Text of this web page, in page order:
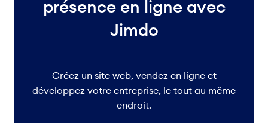
présence en ligne avec
Jimdo
Créez un site web, vendez en ligne et
développez votre entreprise, le tout au même
endroit.